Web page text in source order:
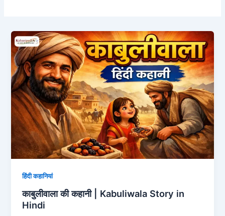
हिंदी कहानियां
काबुलीवाला की कहानी | Kabuliwala Story in
Hindi